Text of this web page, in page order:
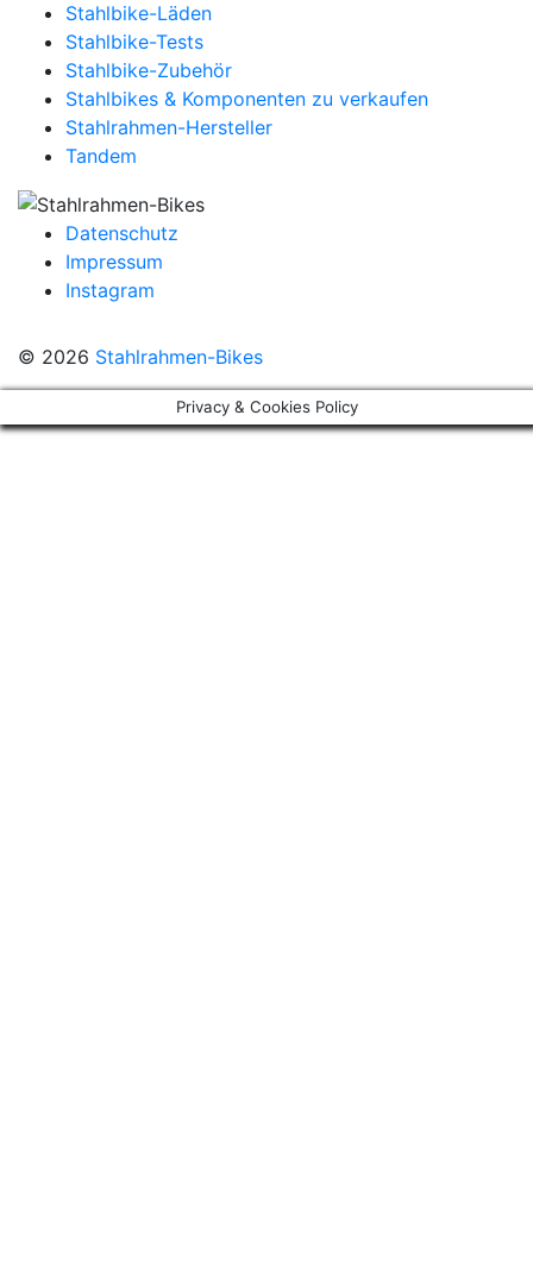
Stahlbike-Läden
Stahlbike-Tests
Stahlbike-Zubehör
Stahlbikes & Komponenten zu verkaufen
Stahlrahmen-Hersteller
Tandem
Datenschutz
Impressum
Instagram
© 2026 Stahlrahmen-Bikes
Privacy & Cookies Policy